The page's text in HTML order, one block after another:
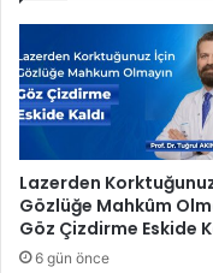
a
r
ı
u
r
u
l
m
i
n
l
e
Lazerden
Gözlüğe Mahkûm
Göz Çizdirme Eskide
6 gün önce